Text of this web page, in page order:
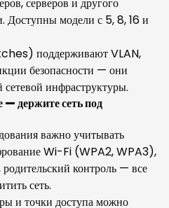
Доступны модели с 5, 8, 16 и
поддерживают VLAN,
безопасности — они
инфраструктуры.
— держите сеть под
важно учитывать
Wi-Fi (WPA2, WPA3),
контроль — все
сеть.
и точки доступа можно